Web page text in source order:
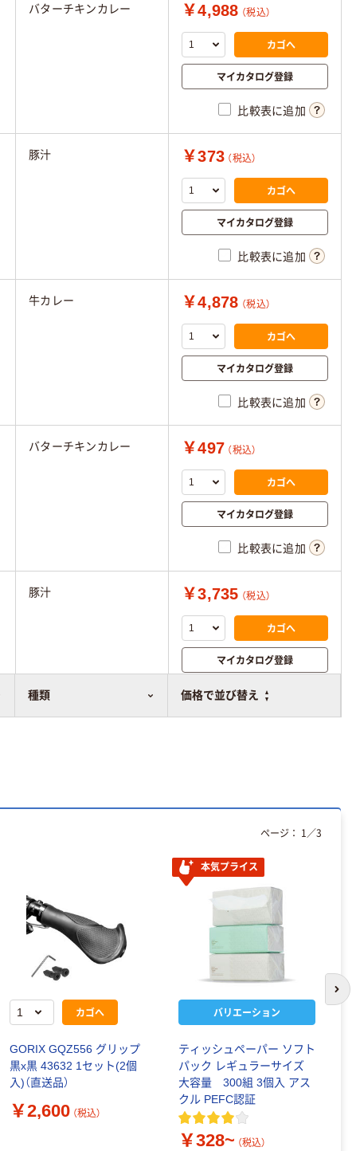
種類 価格で並び替え
バターチキンカレー ￥4,988 （税込）
カゴへ
マイカタログ登録
比較表に追加
豚汁 ￥373 （税込）
カゴへ
マイカタログ登録
比較表に追加
牛カレー ￥4,878 （税込）
カゴへ
マイカタログ登録
比較表に追加
バターチキンカレー ￥497 （税込）
カゴへ
マイカタログ登録
比較表に追加
豚汁 ￥3,735 （税込）
カゴへ
マイカタログ登録
比較表に追加
カゴへ
GORIX GQZ556 グリップ
黒x黒 43632 1セット(2個
入)（直送品）
￥2,600 （税込）
本気プライス
バリエーション
ティッシュペーパー ソフト
パック レギュラーサイズ
大容量 300組 3個入 アス
クル PEFC認証
￥328~ （税込）
ページ： 1 ／3
次